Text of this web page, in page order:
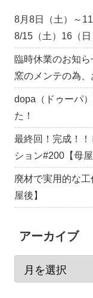
8月8日（土）～
8/15（土）16（日
臨時休業のお知
窯のメンテの為、
dopa（ドゥーパ
た！
最終回！完成！
ション#200【母屋
廃材で実用的な
屋後】
アーカイブ